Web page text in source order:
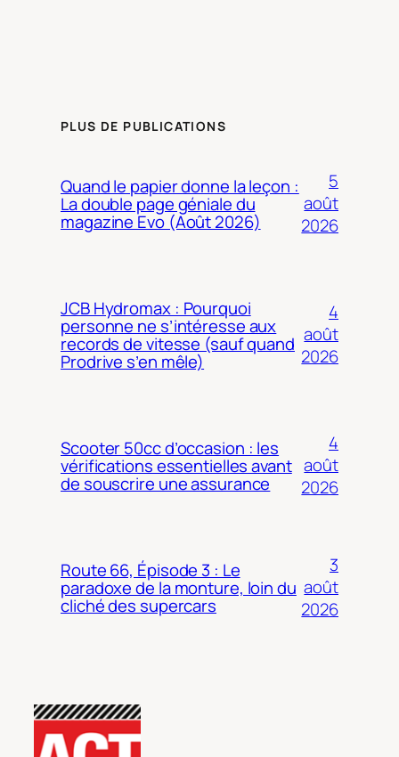
PLUS DE PUBLICATIONS
Quand le papier donne la leçon :
La double page géniale du
magazine Evo (Août 2026)
5
août
2026
JCB Hydromax : Pourquoi
personne ne s’intéresse aux
records de vitesse (sauf quand
Prodrive s’en mêle)
4
août
2026
Scooter 50cc d’occasion : les
vérifications essentielles avant
de souscrire une assurance
4
août
2026
Route 66, Épisode 3 : Le
paradoxe de la monture, loin du
cliché des supercars
3
août
2026